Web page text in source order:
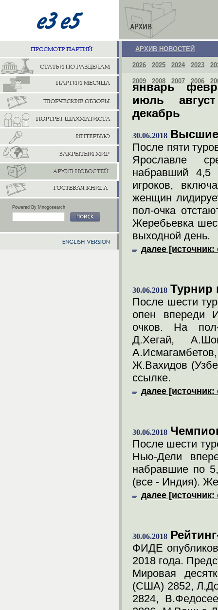
Powered By Mnogosearch
АРХИВ НОВОСТЕЙ
2026 2025 2024 2023
2009 2008 2007 2006
январь
июль
август
декабрь
30.06.2018 Высшие
После пяти
Ярославле
набравший 4,5
игроков,
женщин
пол-очка
Жеребьевка
выходной день.
далее
30.06.2018 Турнир
После шести
опен впереди
очков. На
Д.Хегай,
Ж.Вахидов
ссылке.
далее
30.06.2018
После шести
Нью-Дели
набравшие по
(все - Индия).
далее
30.06.2018
ФИДЕ
2018 года.
Мировая
(США) 2852,
2824,